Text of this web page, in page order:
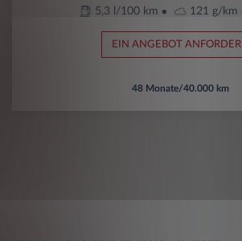
5,3 l/100 km 121 g/km
EIN ANGEBOT
48 Monate/40.000 km